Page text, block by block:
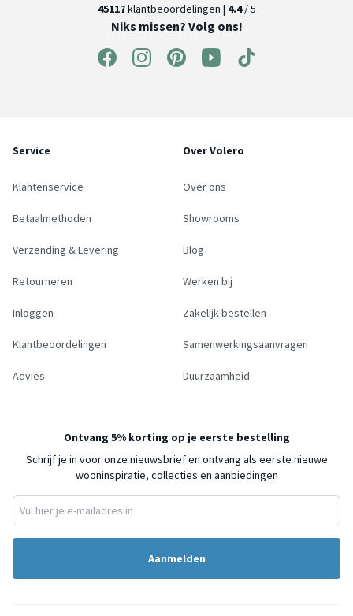
45117klantbeoordelingen | 4.4/ 5
Niks missen? Volg ons!
Service
Klantenservice
Betaalmethoden
Verzending & Levering
Retourneren
Inloggen
Klantbeoordelingen
Advies
Over Volero
Over ons
Showrooms
Blog
Werken bij
Zakelijk bestellen
Samenwerkingsaanvragen
Duurzaamheid
Ontvang 5% korting op je eerste bestelling
Schrijf je in voor onze nieuwsbrief en ontvang als eerste nieuwe
wooninspiratie, collecties en aanbiedingen
Aanmelden